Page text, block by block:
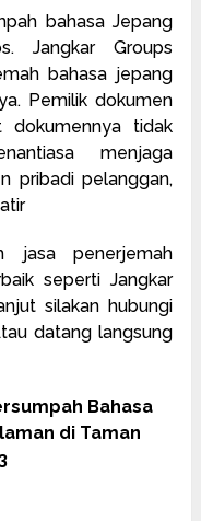
bahasa Jepang
Jangkar Groups
bahasa jepang
Pemilik dokumen
tidak
menjaga
pribadi pelanggan,
jasa penerjemah
seperti Jangkar
silakan hubungi
datang langsung
Bahasa
di Taman